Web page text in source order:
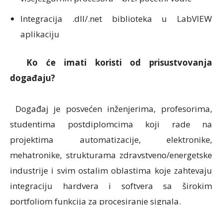
Integracija .dll/.net biblioteka u LabVIEW
aplikaciju
Ko će imati koristi od prisustvovanja
događaju?
Događaj je posvećen inženjerima, profesorima,
studentima postdiplomcima koji rade na
projektima automatizacije, elektronike,
mehatronike, strukturama zdravstveno/energetske
industrije i svim ostalim oblastima koje zahtevaju
integraciju hardvera i softvera sa širokim
portfoliom funkcija za procesiranje signala.